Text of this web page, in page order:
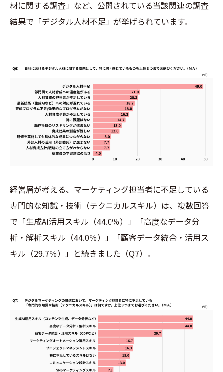
材に関する調査」など、公開されている当該関連の調査
結果で「デジタル人材不足」が挙げられています。
経営層が考える、マーケティング担当者に不足している
専門的な知識・技術（テクニカルスキル）は、複数回答
で「生成AI活用スキル（44.0％）」「高度なデータ分
析・解析スキル（44.0％）」「顧客データ統合・活用ス
キル（29.7％）」と続きました（Q7）。